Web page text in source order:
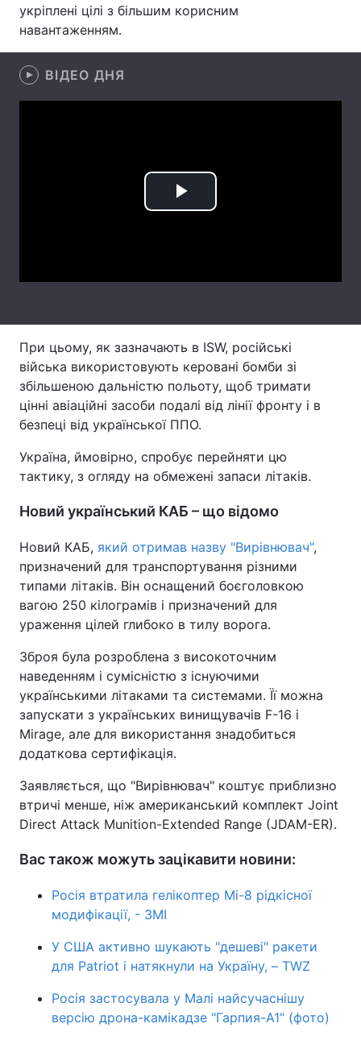
Відео з Youtube Статті
Архів
укріплені цілі з більшим корисним
навантаженням.
ВІДЕО ДНЯ
Play
При цьому, як зазначають в ISW, російські
війська використовують керовані бомби зі
збільшеною дальністю польоту, щоб тримати
цінні авіаційні засоби подалі від лінії фронту і в
безпеці від української ППО.
Україна, ймовірно, спробує перейняти цю
тактику, з огляду на обмежені запаси літаків.
Новий український КАБ – що відомо
Новий КАБ, який отримав назву "Вирівнювач",
призначений для транспортування різними
типами літаків. Він оснащений боєголовкою
вагою 250 кілограмів і призначений для
ураження цілей глибоко в тилу ворога.
Зброя була розроблена з високоточним
наведенням і сумісністю з існуючими
українськими літаками та системами. Її можна
запускати з українських винищувачів F-16 і
Mirage, але для використання знадобиться
додаткова сертифікація.
Заявляється, що "Вирівнювач" коштує приблизно
втричі менше, ніж американський комплект Joint
Direct Attack Munition-Extended Range (JDAM-ER).
Вас також можуть зацікавити новини:
Росія втратила гелікоптер Мі-8 рідкісної
модифікації, - ЗМІ
У США активно шукають "дешеві" ракети
для Patriot і натякнули на Україну, – TWZ
Росія застосувала у Малі найсучаснішу
версію дрона-камікадзе "Гарпия-А1" (фото)